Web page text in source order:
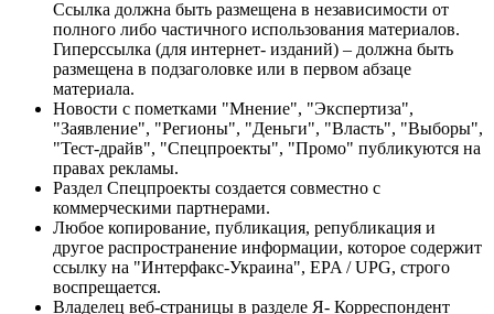
Ссылка должна быть размещена в независимости от
полного либо частичного использования материалов.
Гиперссылка (для интернет- изданий) – должна быть
размещена в подзаголовке или в первом абзаце
материала.
Новости с пометками "Мнение", "Экспертиза",
"Заявление", "Регионы", "Деньги", "Власть", "Выборы",
"Тест-драйв", "Спецпроекты", "Промо" публикуются на
правах рекламы.
Раздел Спецпроекты создается совместно с
коммерческими партнерами.
Любое копирование, публикация, републикация и
другое распространение информации, которое содержит
ссылку на "Интерфакс-Украина", EPA / UPG, строго
воспрещается.
Владелец веб-страницы в разделе Я- Корреспондент